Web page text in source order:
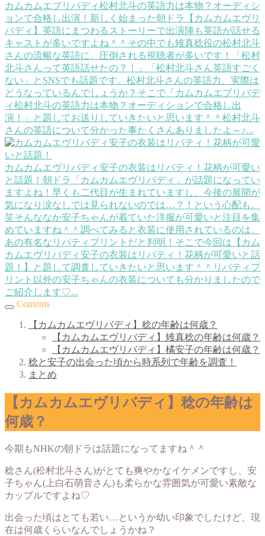
カムカムエブリバディ松村北斗の英語力は本物？オーディシ
ョンで合格し出演！ 新しく始まった朝ドラ【カムカムエヴリ
バディ】英語にまつわるストーリーで出演陣も英語が話せる
キャストが多いですよね＾＾その中でも雉真稔役の松村北斗
さんの流暢な英語に、圧倒される視聴者が多いです！「松村
北斗さんって英語話せたの？！」「松村北斗さん英語すごく
ない」とSNSでも話題です。松村北斗さんの英語力、実際は
どうなっているんでしょうか？そこで「カムカムエブリバデ
ィ松村北斗の英語力は本物？オーディションで合格し出
演！」と題してお送りしていきたいと思います＾＾松村北斗
さんの英語について分かった事たくさんありましたよ～♪...
カムカムエヴリバディ安子の衣装はリバティ！花柄が可愛い
と話題！ 朝ドラ「カムカムエヴリバディ」が話題になってい
ますよね！早くも二代目が生まれていますし、今後の展開が
気になり涙なしでは見られないのでは…？！という心配も。
笑そんななか安子ちゃんが着ていた洋服が可愛いと注目を集
めていますね＾＾調べてみると衣装に使用されているのは、
あの有名なリバティプリントだと判明！そこで今回は【カム
カムエヴリバディ安子の衣装はリバティ！花柄が可愛いと話
題！】と題して調査していきたいと思います＾＾リバティプ
リント以外の安子ちゃんの衣装についても分かりましたので
ご紹介します♡...
Contents
【カムカムエヴリバディ】稔の年齢は何歳？
【カムカムエヴリバディ】雉真稔の年齢は何歳？
【カムカムエヴリバディ】橘安子の年齢は何歳？
稔と安子の出会った頃から時系列で年齢を調査！
まとめ
【カムカムエヴリバディ】稔の年齢は
何歳？
今期もNHKの朝ドラは話題になってますね＾＾
稔さん(松村北斗さん)がとても爽やかなイケメンですし、安
子ちゃん(上白石萌音さん)も柔らかな雰囲気が可愛い素敵な
カップルですよね♡
出会った頃はとても若い…というか幼い印象でしたけど、現
在は何歳くらいなんでしょうかね？